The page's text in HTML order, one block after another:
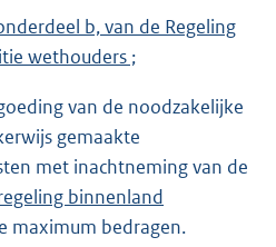
b, van de Regeling
wethouders ;
van de noodzakelijke
gemaakte
met inachtneming van de
binnenland
maximum bedragen.